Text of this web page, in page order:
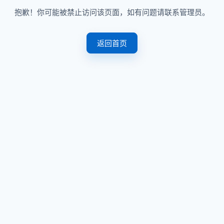
抱歉！你可能被禁止访问该页面，如有问题请联系管理员。
返回首页